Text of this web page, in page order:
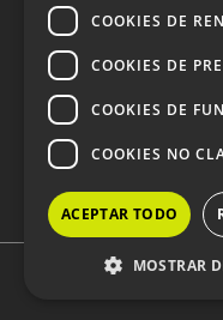
DOSSIER Y
Dossier 2026 (ES)
Dossier 2026 (EN)
COOKIES DE
COOKIES DE
COOKIES DE
COOKIES NO
ACEPTAR TODO
MOSTRAR